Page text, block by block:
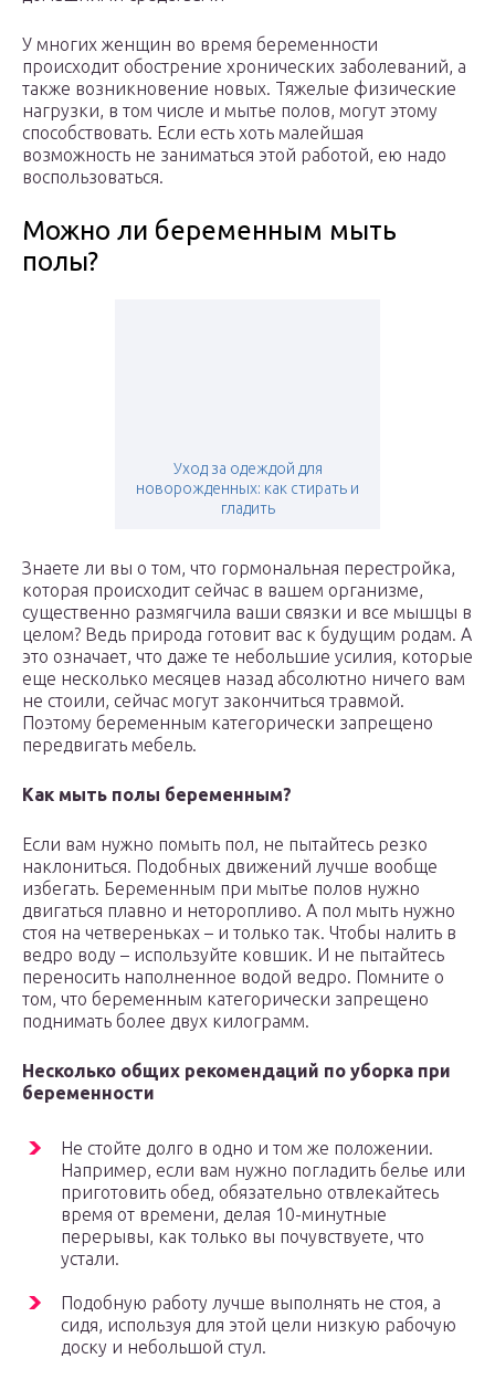
У многих женщин во время беременности
происходит обострение хронических заболеваний, а
также возникновение новых. Тяжелые физические
нагрузки, в том числе и мытье полов, могут этому
способствовать. Если есть хоть малейшая
возможность не заниматься этой работой, ею надо
воспользоваться.
Можно ли беременным мыть
полы?
Уход за одеждой для
новорожденных: как стирать и
гладить
Знаете ли вы о том, что гормональная перестройка,
которая происходит сейчас в вашем организме,
существенно размягчила ваши связки и все мышцы в
целом? Ведь природа готовит вас к будущим родам. А
это означает, что даже те небольшие усилия, которые
еще несколько месяцев назад абсолютно ничего вам
не стоили, сейчас могут закончиться травмой.
Поэтому беременным категорически запрещено
передвигать мебель.
Как мыть полы беременным?
Если вам нужно помыть пол, не пытайтесь резко
наклониться. Подобных движений лучше вообще
избегать. Беременным при мытье полов нужно
двигаться плавно и неторопливо. А пол мыть нужно
стоя на четвереньках – и только так. Чтобы налить в
ведро воду – используйте ковшик. И не пытайтесь
переносить наполненное водой ведро. Помните о
том, что беременным категорически запрещено
поднимать более двух килограмм.
Несколько общих рекомендаций по уборка при
беременности
Не стойте долго в одно и том же положении.
Например, если вам нужно погладить белье или
приготовить обед, обязательно отвлекайтесь
время от времени, делая 10-минутные
перерывы, как только вы почувствуете, что
устали.
Подобную работу лучше выполнять не стоя, а
сидя, используя для этой цели низкую рабочую
доску и небольшой стул.